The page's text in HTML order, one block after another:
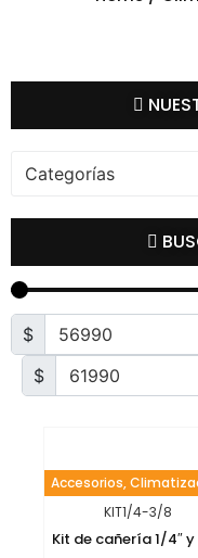
Categorías
$
$
Accesorios,
KIT1/4-3/8
Kit de cañería 1/4″ y